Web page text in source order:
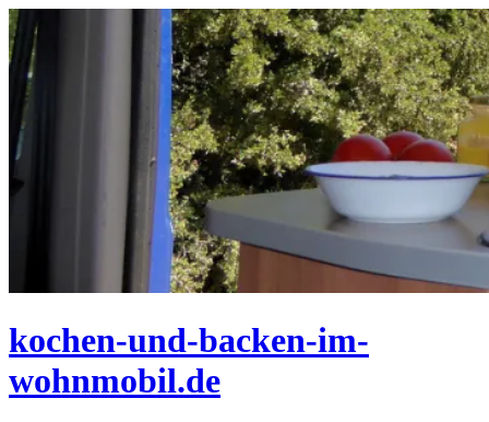
Zum
Inhalt
springen
kochen-und-backen-im-
wohnmobil.de